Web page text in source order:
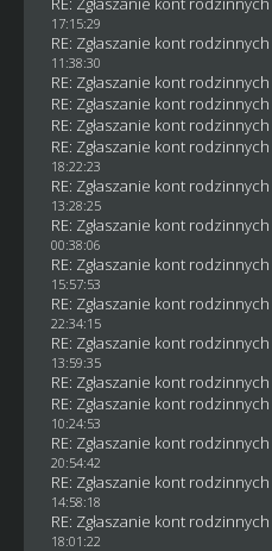
17:15:29
RE: Zgłaszanie kont rodzinnych
11:38:30
RE: Zgłaszanie kont rodzinnych
RE: Zgłaszanie kont rodzinnych
RE: Zgłaszanie kont rodzinnych
RE: Zgłaszanie kont rodzinnych
18:22:23
RE: Zgłaszanie kont rodzinnych
13:28:25
RE: Zgłaszanie kont rodzinnych
00:38:06
RE: Zgłaszanie kont rodzinnych
15:57:53
RE: Zgłaszanie kont rodzinnych
22:34:15
RE: Zgłaszanie kont rodzinnych
13:59:35
RE: Zgłaszanie kont rodzinnych
RE: Zgłaszanie kont rodzinnych
10:24:53
RE: Zgłaszanie kont rodzinnych
20:54:42
RE: Zgłaszanie kont rodzinnych
14:58:18
RE: Zgłaszanie kont rodzinnych
18:01:22